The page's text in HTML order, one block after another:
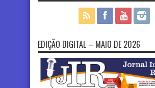
EDIÇÃO DIGITAL – MAIO DE 2026